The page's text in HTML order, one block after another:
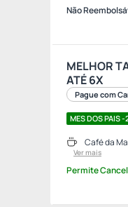
Não
MELHOR
ATÉ 6X
Pague com
MES DOS PAIS
Café da
Ver mais
Permite